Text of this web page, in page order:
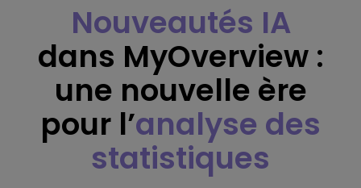
Nouveautés IA
dans MyOverview :
une nouvelle ère
pour l’analyse des
statistiques